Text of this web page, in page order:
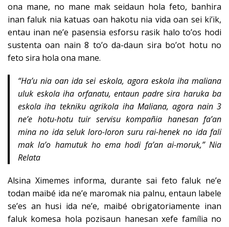
ona mane, no mane mak seidaun hola feto, banhira
inan faluk nia katuas oan hakotu nia vida oan sei ki’ik,
entau inan ne’e pasensia esforsu rasik halo to’os hodi
sustenta oan nain 8 to’o da-daun sira bo’ot hotu no
feto sira hola ona mane.
“Ha’u nia oan ida sei eskola, agora eskola iha maliana
uluk eskola iha orfanatu, entaun padre sira haruka ba
eskola iha tekniku agrikola iha Maliana, agora nain 3
ne’e hotu-hotu tuir servisu kompañia hanesan fa’an
mina no ida seluk loro-loron suru rai-henek no ida fali
mak la’o hamutuk ho ema hodi fa’an ai-moruk,” Nia
Relata
Alsina Ximemes informa, durante sai feto faluk ne’e
todan maibé ida ne’e maromak nia palnu, entaun labele
se’es an husi ida ne’e, maibé obrigatoriamente inan
faluk komesa hola pozisaun hanesan xefe família no